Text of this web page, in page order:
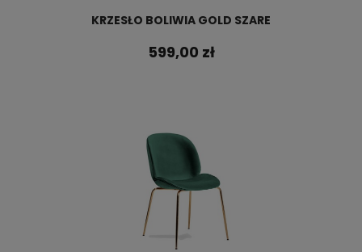
KRZESŁO BOLIWIA GOLD SZARE
599,00 zł